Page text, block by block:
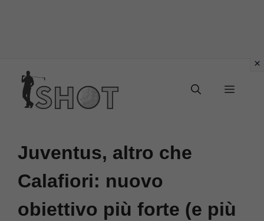
contenuto
Menu
Juventus, altro che
Calafiori: nuovo
obiettivo più forte (e più